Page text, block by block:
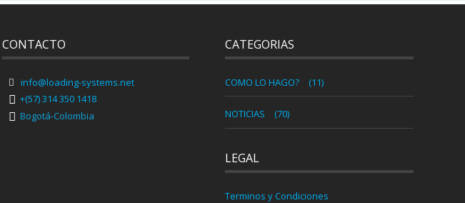
CONTACTO
info@loading-systems.net
+(57) 314 350 1418
Bogotá-Colombia
CATEGORIAS
COMO LO HAGO? (11)
NOTICIAS (70)
LEGAL
Terminos y Condiciones